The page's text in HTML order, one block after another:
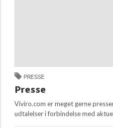
PRESSE
Presse
Viviro.com er meget gerne
udtalelser i forbindelse med